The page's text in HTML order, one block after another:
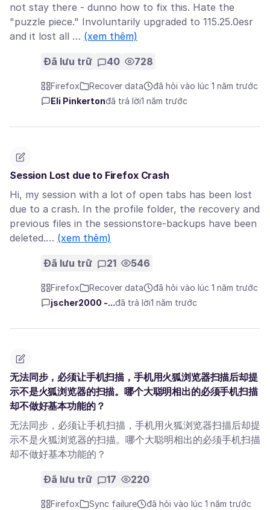
not stay there - dunno how to fix this. Hate the
"puzzle piece." Involuntarily upgraded to 115.25.0esr
and it lost all … (xem thêm)
Đã lưu trữ 40 728
Firefox Recover data
đã hỏi vào lúc 1 năm trước
Eli Pinkertonđã trả lời1 năm trước
Session Lost due to Firefox Crash
Hi, my session with a lot of open tabs has been lost
due to a crash. In the profile folder, the recovery and
previous files in the sessionstore-backups have been
deleted.… (xem thêm)
Đã lưu trữ 21 546
Firefox Recover data
đã hỏi vào lúc 1 năm trước
jscher2000 -...đã trả lời1 năm trước
无法同步，必须让手机扫描，手机用火狐浏览器扫描后却提
示不是火狐浏览器的扫描。哪个大聪明相出的必须手机扫描
却不做好基本功能的？
无法同步，必须让手机扫描，手机用火狐浏览器扫描后却提
示不是火狐浏览器的扫描。哪个大聪明相出的必须手机扫描
却不做好基本功能的？
Đã lưu trữ 17 220
Firefox Sync failure
đã hỏi vào lúc 1 năm trước